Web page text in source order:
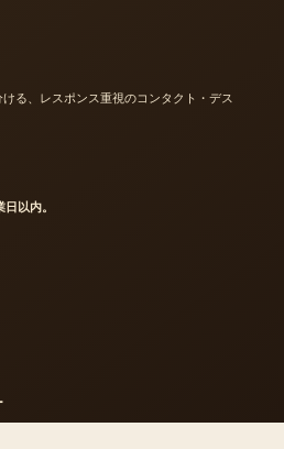
る、レスポンス重視のコンタクト・デス
以内。